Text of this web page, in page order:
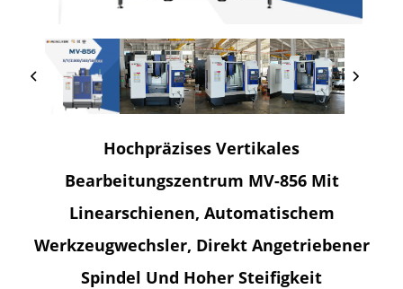
Hochpräzises Vertikales
Bearbeitungszentrum MV-856 Mit
Linearschienen, Automatischem
Werkzeugwechsler, Direkt Angetriebener
Spindel Und Hoher Steifigkeit